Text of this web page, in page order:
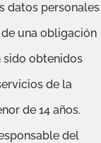
datos personales
una obligación
sido obtenidos
de la
de 14 años.
del